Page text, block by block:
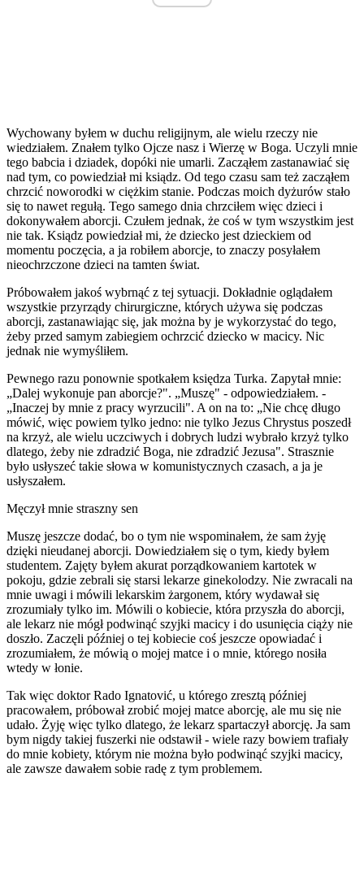
Wychowany byłem w duchu religijnym, ale wielu rzeczy nie
wiedziałem. Znałem tylko Ojcze nasz i Wierzę w Boga. Uczyli mnie
tego babcia i dziadek, dopóki nie umarli. Zacząłem zastanawiać się
nad tym, co powiedział mi ksiądz. Od tego czasu sam też zacząłem
chrzcić noworodki w ciężkim stanie. Podczas moich dyżurów stało
się to nawet regułą. Tego samego dnia chrzciłem więc dzieci i
dokonywałem aborcji. Czułem jednak, że coś w tym wszystkim jest
nie tak. Ksiądz powiedział mi, że dziecko jest dzieckiem od
momentu poczęcia, a ja robiłem aborcje, to znaczy posyłałem
nieochrzczone dzieci na tamten świat.
Próbowałem jakoś wybrnąć z tej sytuacji. Dokładnie oglądałem
wszystkie przyrządy chirurgiczne, których używa się podczas
aborcji, zastanawiając się, jak można by je wykorzystać do tego,
żeby przed samym zabiegiem ochrzcić dziecko w macicy. Nic
jednak nie wymyśliłem.
Pewnego razu ponownie spotkałem księdza Turka. Zapytał mnie:
„Dalej wykonuje pan aborcje?". „Muszę" - odpowiedziałem. -
„Inaczej by mnie z pracy wyrzucili". A on na to: „Nie chcę długo
mówić, więc powiem tylko jedno: nie tylko Jezus Chrystus poszedł
na krzyż, ale wielu uczciwych i dobrych ludzi wybrało krzyż tylko
dlatego, żeby nie zdradzić Boga, nie zdradzić Jezusa". Strasznie
było usłyszeć takie słowa w komunistycznych czasach, a ja je
usłyszałem.
Męczył mnie straszny sen
Muszę jeszcze dodać, bo o tym nie wspominałem, że sam żyję
dzięki nieudanej aborcji. Dowiedziałem się o tym, kiedy byłem
studentem. Zajęty byłem akurat porządkowaniem kartotek w
pokoju, gdzie zebrali się starsi lekarze ginekolodzy. Nie zwracali na
mnie uwagi i mówili lekarskim żargonem, który wydawał się
zrozumiały tylko im. Mówili o kobiecie, która przyszła do aborcji,
ale lekarz nie mógł podwinąć szyjki macicy i do usunięcia ciąży nie
doszło. Zaczęli później o tej kobiecie coś jeszcze opowiadać i
zrozumiałem, że mówią o mojej matce i o mnie, którego nosiła
wtedy w łonie.
Tak więc doktor Rado Ignatović, u którego zresztą później
pracowałem, próbował zrobić mojej matce aborcję, ale mu się nie
udało. Żyję więc tylko dlatego, że lekarz spartaczył aborcję. Ja sam
bym nigdy takiej fuszerki nie odstawił - wiele razy bowiem trafiały
do mnie kobiety, którym nie można było podwinąć szyjki macicy,
ale zawsze dawałem sobie radę z tym problemem.